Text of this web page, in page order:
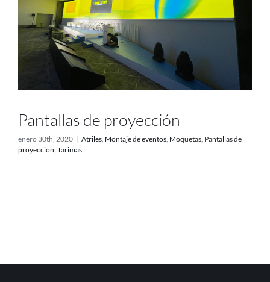
Pantallas de proyección
enero 30th, 2020 | Atriles Montaje de eventos Moquetas Pantallas de
proyección Tarimas